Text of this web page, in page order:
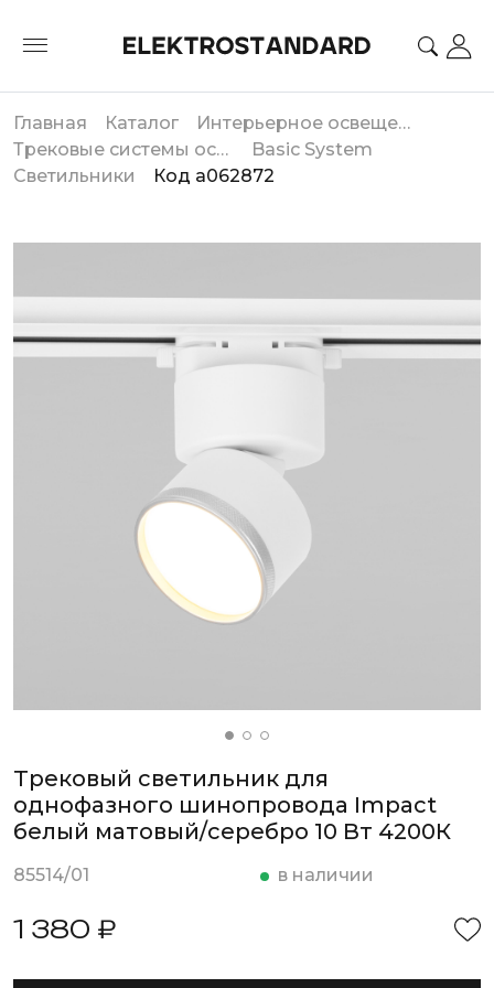
Главная Каталог
Интерьерное освещение
Трековые системы освещения
Basic System
Светильники
Код a062872
Трековый светильник для
однофазного шинопровода Impact
белый матовый/серебро 10 Вт 4200К
85514/01 в наличии
1 380 ₽